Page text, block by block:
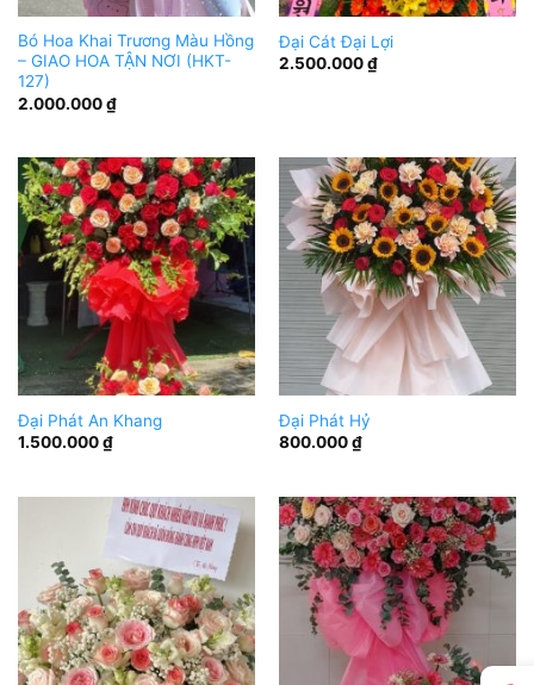
Bó Hoa Khai Trương Màu Hồng
– GIAO HOA TẬN NƠI (HKT-
127)
2.000.000₫
Đại Cát Đại Lợi
2.500.000₫
Đại Phát An Khang
1.500.000₫
Đại Phát Hỷ
800.000₫